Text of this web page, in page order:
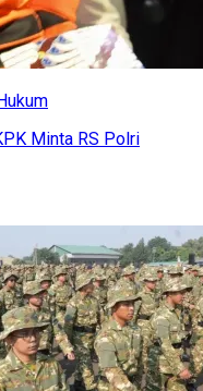
Minta RS Polri